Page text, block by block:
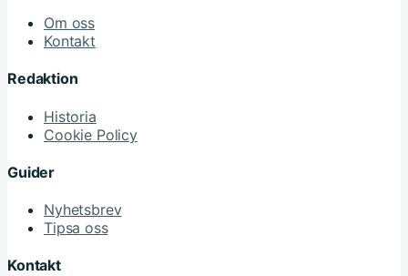
Om oss
Kontakt
Redaktion
Historia
Cookie Policy
Guider
Nyhetsbrev
Tipsa oss
Kontakt